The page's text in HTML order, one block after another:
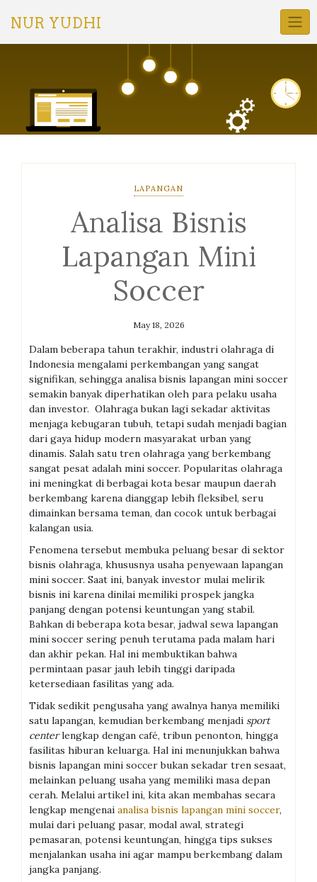
NUR YUDHI
LAPANGAN
Analisa Bisnis
Lapangan Mini
Soccer
May 18, 2026
Dalam beberapa tahun terakhir, industri olahraga di
Indonesia mengalami perkembangan yang sangat
signifikan, sehingga analisa bisnis lapangan mini soccer
semakin banyak diperhatikan oleh para pelaku usaha
dan investor. Olahraga bukan lagi sekadar aktivitas
menjaga kebugaran tubuh, tetapi sudah menjadi bagian
dari gaya hidup modern masyarakat urban yang
dinamis. Salah satu tren olahraga yang berkembang
sangat pesat adalah mini soccer. Popularitas olahraga
ini meningkat di berbagai kota besar maupun daerah
berkembang karena dianggap lebih fleksibel, seru
dimainkan bersama teman, dan cocok untuk berbagai
kalangan usia.
Fenomena tersebut membuka peluang besar di sektor
bisnis olahraga, khususnya usaha penyewaan lapangan
mini soccer. Saat ini, banyak investor mulai melirik
bisnis ini karena dinilai memiliki prospek jangka
panjang dengan potensi keuntungan yang stabil.
Bahkan di beberapa kota besar, jadwal sewa lapangan
mini soccer sering penuh terutama pada malam hari
dan akhir pekan. Hal ini membuktikan bahwa
permintaan pasar jauh lebih tinggi daripada
ketersediaan fasilitas yang ada.
Tidak sedikit pengusaha yang awalnya hanya memiliki
satu lapangan, kemudian berkembang menjadi sport
centerlengkap dengan café, tribun penonton, hingga
fasilitas hiburan keluarga. Hal ini menunjukkan bahwa
bisnis lapangan mini soccer bukan sekadar tren sesaat,
melainkan peluang usaha yang memiliki masa depan
cerah. Melalui artikel ini, kita akan membahas secara
lengkap mengenai analisa bisnis lapangan mini soccer,
mulai dari peluang pasar, modal awal, strategi
pemasaran, potensi keuntungan, hingga tips sukses
menjalankan usaha ini agar mampu berkembang dalam
jangka panjang.